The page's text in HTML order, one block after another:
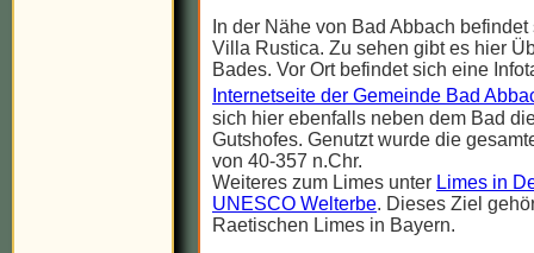
In der Nähe von Bad Abbach
Villa Rustica. Zu sehen gibt es hier
Bades. Vor Ort befindet sich eine
Internetseite der Gemeinde Bad
sich hier ebenfalls neben dem Bad
Gutshofes. Genutzt wurde die
von 40-357 n.Chr.
Weiteres zum Limes unter Limes in
UNESCO Welterbe. Dieses Ziel
Raetischen Limes in Bayern.